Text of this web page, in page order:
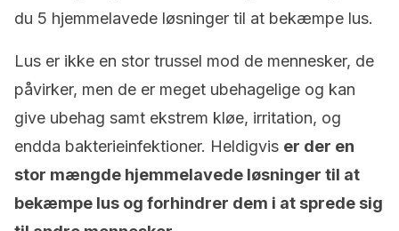
du 5 hjemmelavede løsninger til at bekæmpe lus.
Lus er ikke en stor trussel mod de mennesker, de
påvirker, men de er meget ubehagelige og kan
give ubehag samt ekstrem kløe, irritation, og
endda bakterieinfektioner. Heldigvis er der en
stor mængde hjemmelavede løsninger til at
bekæmpe lus og forhindrer dem i at sprede sig